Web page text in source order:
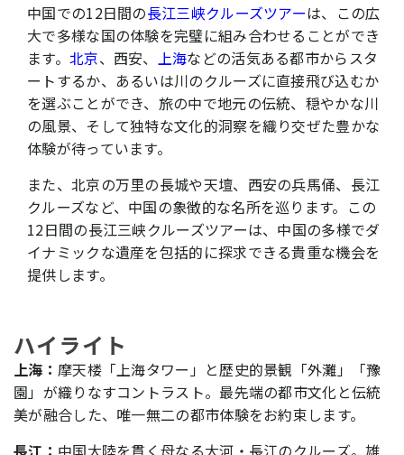
中国での12日間の長江三峡クルーズツアーは、この広
大で多様な国の体験を完璧に組み合わせることができ
ます。 北京、西安、 上海などの活気ある都市からスタ
ートするか、あるいは川のクルーズに直接飛び込むか
を選ぶことができ、旅の中で地元の伝統、穏やかな川
の風景、そして独特な文化的洞察を織り交ぜた豊かな
体験が待っています。
また、北京の万里の長城や天壇、西安の兵馬俑、長江
クルーズなど、中国の象徴的な名所を巡ります。この
12日間の長江三峡クルーズツアーは、中国の多様でダ
イナミックな遺産を包括的に探求できる貴重な機会を
提供します。
ハイライト
上海： 摩天楼「上海タワー」と歴史的景観「外灘」「豫
園」が織りなすコントラスト。最先端の都市文化と伝統
美が融合した、唯一無二の都市体験をお約束します。
長江： 中国大陸を貫く母なる大河・長江のクルーズ。雄